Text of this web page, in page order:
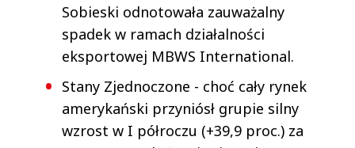
Sobieski odnotowała zauważalny
spadek w ramach działalności
eksportowej MBWS International.
Stany Zjednoczone - choć cały rynek
amerykański przyniósł grupie silny
wzrost w I półroczu (+39,9 proc.) za